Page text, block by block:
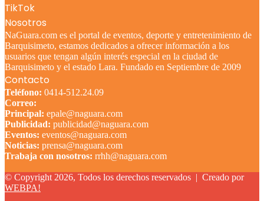
TikTok
Nosotros
NaGuara.com es el portal de eventos, deporte y entretenimiento de
Barquisimeto, estamos dedicados a ofrecer información a los
usuarios que tengan algún interés especial en la ciudad de
Barquisimeto y el estado Lara. Fundado en Septiembre de 2009
Contacto
Teléfono: 0414-512.24.09
Correo:
Principal: epale@naguara.com
Publicidad: publicidad@naguara.com
Eventos: eventos@naguara.com
Noticias: prensa@naguara.com
Trabaja con nosotros: rrhh@naguara.com
© Copyright 2026, Todos los derechos reservados | Creado por
WEBPA!